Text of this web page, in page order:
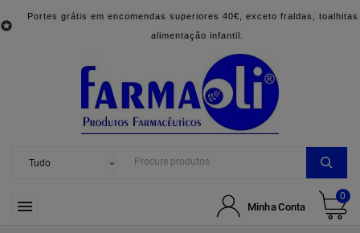

Portes grátis em encomendas superiores 40€, exceto fraldas, toalhitas
alimentação infantil.
 Minha Conta
0